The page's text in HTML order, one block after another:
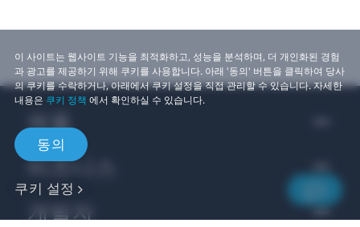
이 사이트는 웹사이트 기능을 최적화하고, 성능을 분석하며, 더 개인화된 경험
과 광고를 제공하기 위해 쿠키를 사용합니다. 아래 '동의' 버튼을 클릭하여 당사
의 쿠키를 수락하거나, 아래에서 쿠키 설정을 직접 관리할 수 있습니다. 자세한
내용은 쿠키 정책 에서 확인하실 수 있습니다.
동의
쿠키 설정
제품
비즈니스
개발자